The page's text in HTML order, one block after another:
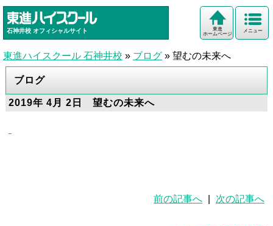
石神井校 オフィシャルサイト メニュー
東進
ホームページ
東進ハイスクール 石神井校 » ブログ » 望むの未来へ
ブログ
2019年 4月 2日 望むの未来へ
前の記事へ 次の記事へ